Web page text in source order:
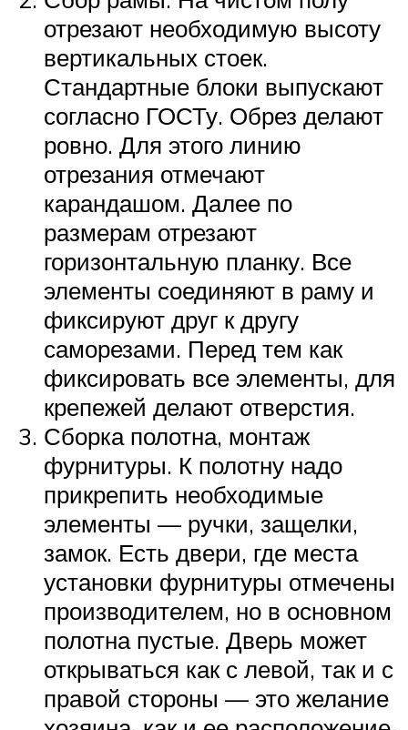
отрезают необходимую высоту
вертикальных стоек.
Стандартные блоки выпускают
согласно ГОСТу. Обрез делают
ровно. Для этого линию
отрезания отмечают
карандашом. Далее по
размерам отрезают
горизонтальную планку. Все
элементы соединяют в раму и
фиксируют друг к другу
саморезами. Перед тем как
фиксировать все элементы, для
крепежей делают отверстия.
Сборка полотна, монтаж
фурнитуры. К полотну надо
прикрепить необходимые
элементы — ручки, защелки,
замок. Есть двери, где места
установки фурнитуры отмечены
производителем, но в основном
полотна пустые. Дверь может
открываться как с левой, так и с
правой стороны — это желание